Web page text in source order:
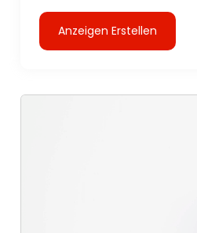
Anzeigen Erstellen